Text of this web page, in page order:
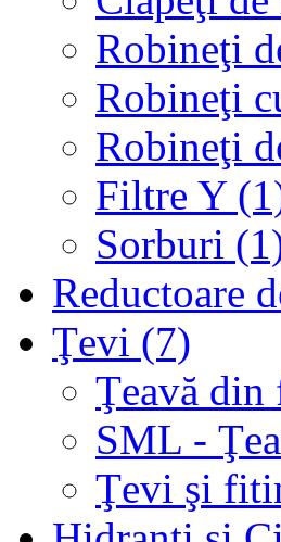
Robineţi
Robineţi
Robineţi
Filtre Y
Sorburi
Reductoare
Ţevi (7)
Ţeavă
SML -
Ţevi şi